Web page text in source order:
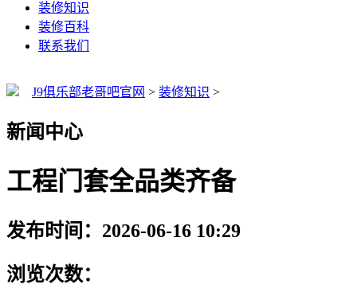
装修知识
装修百科
联系我们
J9俱乐部老哥吧官网 > 装修知识 >
新闻中心
工程门套全品类齐备
发布时间：2026-06-16 10:29
浏览次数：